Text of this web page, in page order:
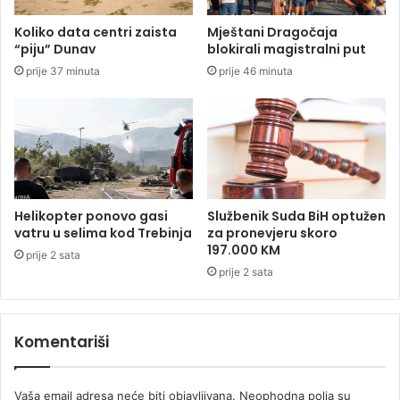
e
a
o
n
a
e
n
a
u
i
r
Koliko data centri zaista
“piju” Dunav
prije 37 minuta
Mještani Dragočaja
blokirali magistralni put
prije 46 minuta
Helikopter ponovo gasi
vatru u selima kod Trebinja
prije 2 sata
Službenik Suda BiH optužen
za pronevjeru skoro
197.000 KM
prije 2 sata
Komentariši
Vaša email adresa neće biti objavljivana. Neophodna polja su